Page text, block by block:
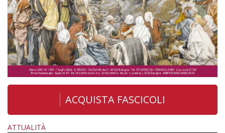
ACQUISTA FASCICOLI
ATTUALITÀ